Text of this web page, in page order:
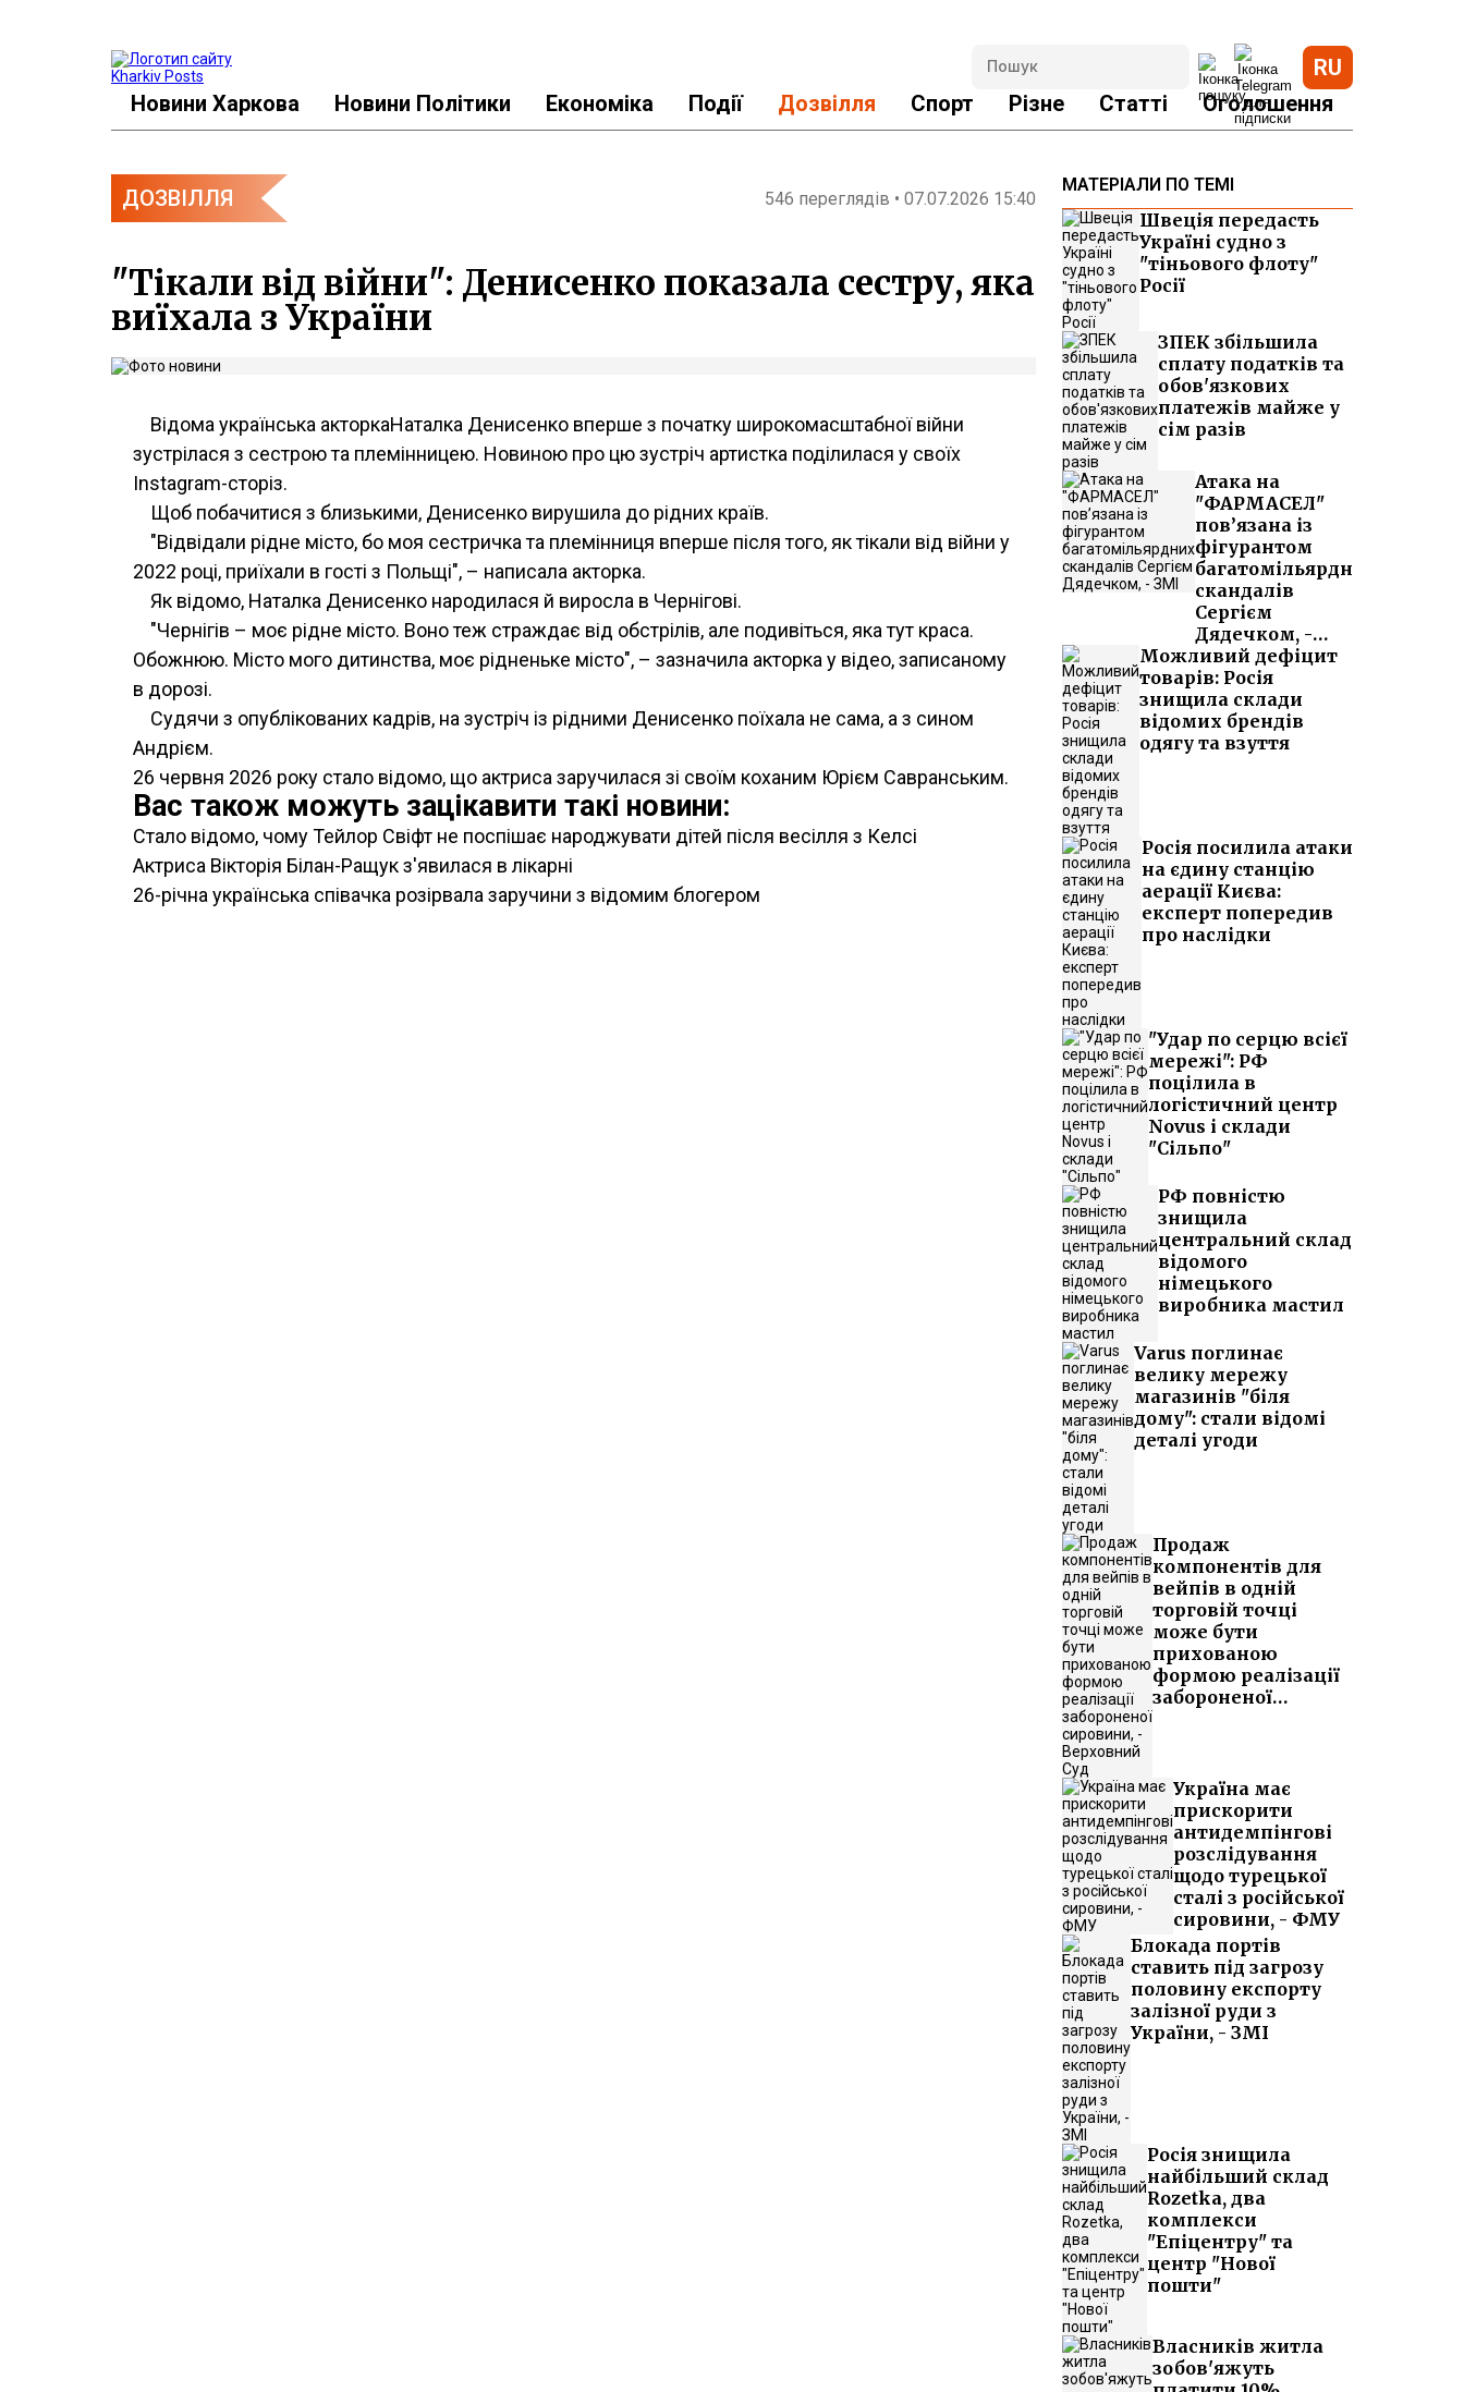
RU
Новини Харкова
Новини Політики Економіка Події Дозвілля Спорт Різне Статті Оголошення
ДОЗВІЛЛЯ 546 переглядів • 07.07.2026 15:40
"Тікали від війни": Денисенко показала сестру, яка
виїхала з України
Відома українська акторкаНаталка Денисенко вперше з початку широкомасштабної війни
зустрілася з сестрою та племінницею. Новиною про цю зустріч артистка поділилася у своїх
Instagram-сторіз.
Щоб побачитися з близькими, Денисенко вирушила до рідних країв.
"Відвідали рідне місто, бо моя сестричка та племінниця вперше після того, як тікали від війни у
2022 році, приїхали в гості з Польщі", – написала акторка.
Як відомо, Наталка Денисенко народилася й виросла в Чернігові.
"Чернігів – моє рідне місто. Воно теж страждає від обстрілів, але подивіться, яка тут краса.
Обожнюю. Місто мого дитинства, моє рідненьке місто", – зазначила акторка у відео, записаному
в дорозі.
Судячи з опублікованих кадрів, на зустріч із рідними Денисенко поїхала не сама, а з сином
Андрієм.
26 червня 2026 року стало відомо, що актриса заручилася зі своїм коханим Юрієм Савранським.
Вас також можуть зацікавити такі новини:
Стало відомо, чому Тейлор Свіфт не поспішає народжувати дітей після весілля з Келсі
Актриса Вікторія Білан-Ращук з'явилася в лікарні
26-річна українська співачка розірвала заручини з відомим блогером
МАТЕРІАЛИ ПО ТЕМІ
Швеція передасть
Україні судно з
"тіньового флоту"
Росії
ЗПЕК збільшила
сплату податків та
обов'язкових
платежів майже у
сім разів
Атака на
"ФАРМАСЕЛ"
пов’язана із
фігурантом
багатомільярдних
скандалів
Сергієм
Дядечком, -
ЗМІ
Можливий дефіцит
товарів: Росія
знищила склади
відомих брендів
одягу та взуття
Росія посилила атаки
на єдину станцію
аерації Києва:
експерт попередив
про наслідки
"Удар по серцю всієї
мережі": РФ
поцілила в
логістичний центр
Novus і склади
"Сільпо"
РФ повністю
знищила
центральний склад
відомого
німецького
виробника мастил
Varus поглинає
велику мережу
магазинів "біля
дому": стали відомі
деталі угоди
Продаж
компонентів для
вейпів в одній
торговій точці
може бути
прихованою
формою реалізації
забороненої
Україна має
прискорити
антидемпінгові
розслідування
щодо турецької
сталі з російської
сировини, - ФМУ
Блокада портів
ставить під загрозу
половину експорту
залізної руди з
України, - ЗМІ
Росія знищила
найбільший склад
Rozetka, два
комплекси
"Епіцентру" та
центр "Нової
пошти"
Власників житла
зобов'яжуть